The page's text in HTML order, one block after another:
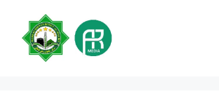
content